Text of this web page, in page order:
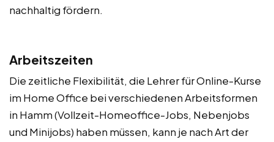
nachhaltig fördern.
Arbeitszeiten
Die zeitliche Flexibilität, die Lehrer für Online-Kurse
im Home Office bei verschiedenen Arbeitsformen
in Hamm (Vollzeit-Homeoffice-Jobs, Nebenjobs
und Minijobs) haben müssen, kann je nach Art der